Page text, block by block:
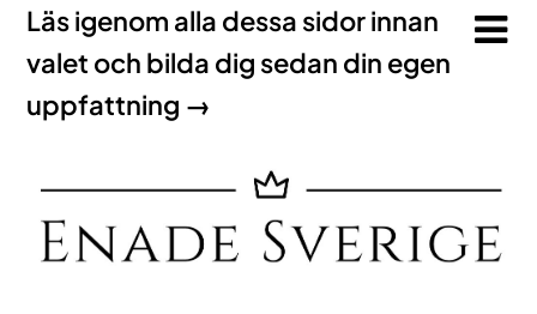
Läs igenom alla dessa sidor innan
valet och bilda dig sedan din egen
uppfattning →